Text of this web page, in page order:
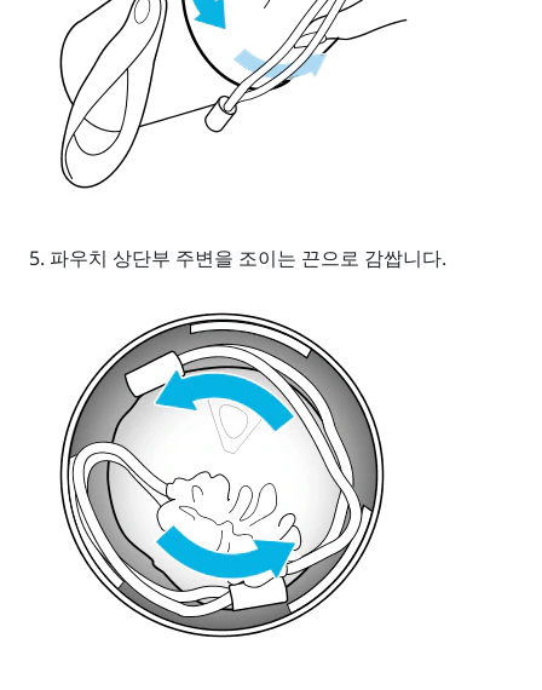
파우치 상단부 주변을 조이는 끈으로 감쌉니다.